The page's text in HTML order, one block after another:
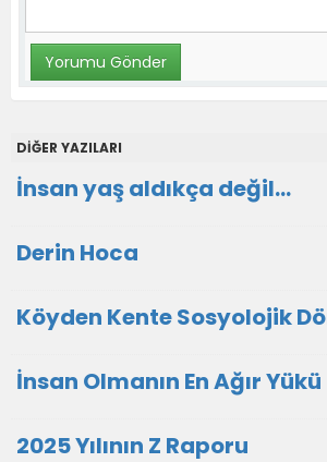
DİĞER YAZILARI
İnsan yaş aldıkça değil...
Derin Hoca
Köyden Kente Sosyolojik
İnsan Olmanın En Ağır Yükü
2025 Yılının Z Raporu